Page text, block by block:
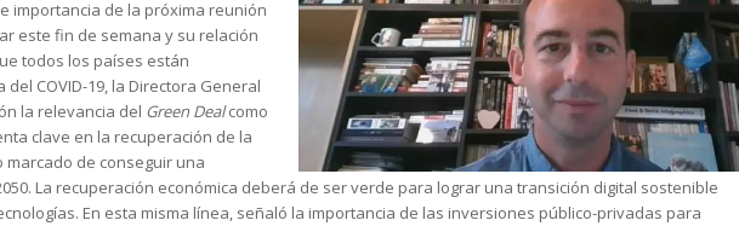
importancia de la próxima reunión
este fin de semana y su relación
todos los países están
COVID-19, la Directora General
la relevancia del Green Dealcomo
clave en la recuperación de la
de conseguir una
La recuperación económica deberá de ser verde para lograr una transición digital sostenible
En esta misma línea, señaló la importancia de las inversiones público-privadas para